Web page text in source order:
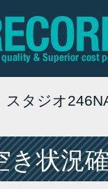
スタジオ
状況